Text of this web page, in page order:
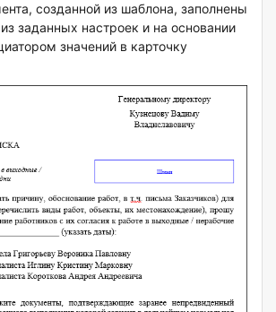
созданной из шаблона, заполнены
заданных настроек и на основании
значений в карточку